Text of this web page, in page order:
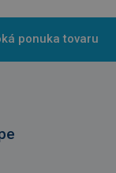
ponuka tovaru